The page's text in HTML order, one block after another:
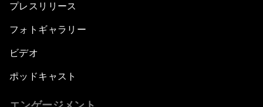
Shaping Globalization 4.0
Automated Markets
プレスリリース
フォトギャラリー
ビデオ
ポッドキャスト